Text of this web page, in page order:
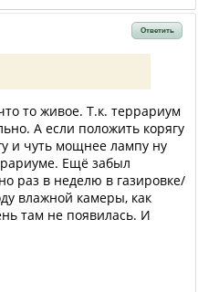
Ответить
то живое. Т.к. террариум
А если положить корягу
и чуть мощнее лампу ну
Ещё забыл
раз в неделю в газировке/
влажной камеры, как
там не появилась. И